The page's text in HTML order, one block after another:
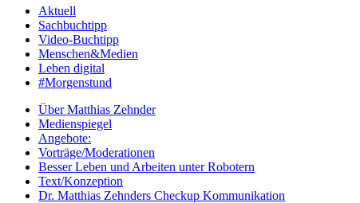
Aktuell
Sachbuchtipp
Video-Buchtipp
Menschen&Medien
Leben digital
#Morgenstund
Über Matthias Zehnder
Medienspiegel
Angebote:
Vorträge/Moderationen
Besser Leben und Arbeiten unter Robotern
Text/Konzeption
Dr. Matthias Zehnders Checkup Kommunikation